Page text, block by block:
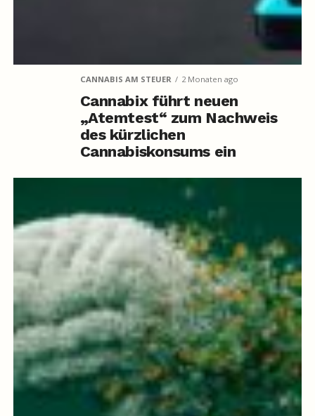
CANNABIS AM STEUER 2 Monaten ago
Cannabix führt neuen
„Atemtest“ zum Nachweis
des kürzlichen
Cannabiskonsums ein